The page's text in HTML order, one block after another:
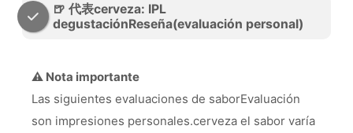
🍺 代表cerveza: IPL
degustaciónReseña(evaluación personal)
⚠️ Nota importante
Las siguientes evaluaciones de saborEvaluación
son impresiones personales.cerveza el sabor varía